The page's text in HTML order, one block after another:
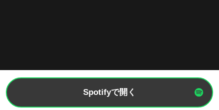
Spotifyで開く